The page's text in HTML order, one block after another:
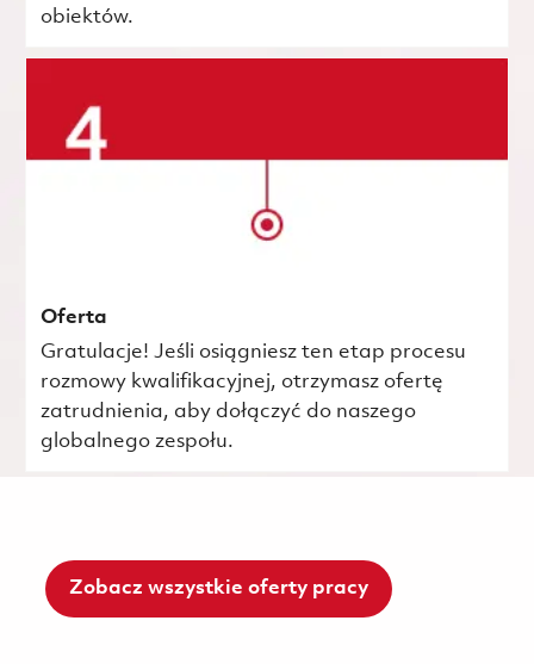
obiektów.
Oferta
Gratulacje! Jeśli osiągniesz ten etap procesu
rozmowy kwalifikacyjnej, otrzymasz ofertę
zatrudnienia, aby dołączyć do naszego
globalnego zespołu.
Zobacz wszystkie oferty pracy